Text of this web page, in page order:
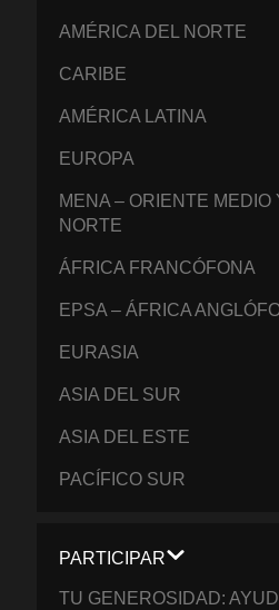
AMÉRICA DEL NORTE
CARIBE
AMÉRICA LATINA
EUROPA
MENA – ORIENTE MEDIO
NORTE
ÁFRICA FRANCÓFONA
EPSA – ÁFRICA
EURASIA
ASIA DEL SUR
ASIA DEL ESTE
PACÍFICO SUR
PARTICIPAR
TU GENEROSIDAD: